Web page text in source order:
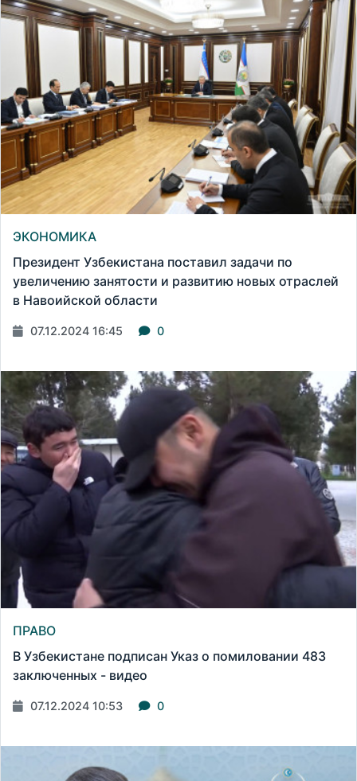
ЭКОНОМИКА
Президент Узбекистана поставил задачи по
увеличению занятости и развитию новых отраслей
в Навоийской области
07.12.2024 16:45 0
ПРАВО
В Узбекистане подписан Указ о помиловании 483
заключенных - видео
07.12.2024 10:53 0